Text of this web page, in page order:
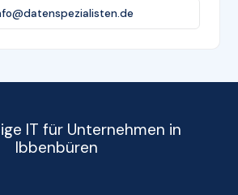
IT für Unternehmen in
Ibbenbüren